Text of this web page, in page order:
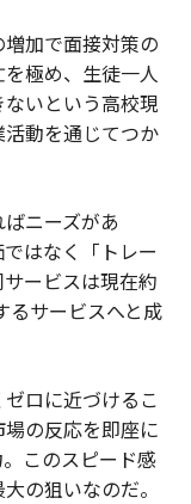
加で面接対策の
極め、生徒一人
いという高校現
動を通じてつか
ばニーズがあ
はなく「トレー
ービスは現在約
るサービスへと成
ロに近づけるこ
の反応を即座に
このスピード感
の狙いなのだ。